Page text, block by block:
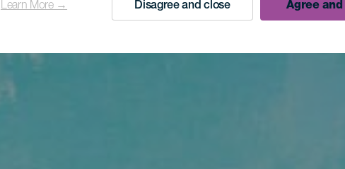
Learn More → Disagree and close Agree